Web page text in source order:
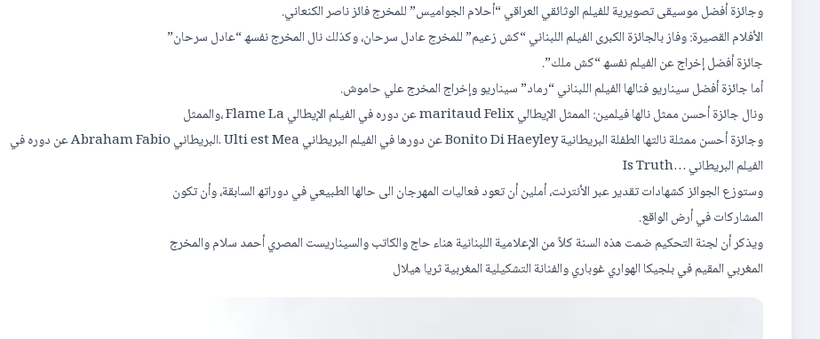
وجائزة أفضل موسیقى تصویریة للفیلم الوثائقي العراقي “أحلام الجوامیس” للمخرج فائز ناصر الكنعاني.
الأفلام القصیرة: وفاز بالجائزة الكبرى الفیلم اللبناني “كش زعیم” للمخرج عادل سرحان، وكذلك نال المخرج نفسھ “عادل سرحان”
جائزة أفضل إخراج عن الفیلم نفسھ “كش ملك”.
أما جائزة أفضل سیناریو فنالھا الفیلم اللبناني “رماد” سیناریو وإخراج المخرج علي حاموش.
ونال جائزة أحسن ممثل نالھا فیلمین: الممثل الإیطالي maritaud Felix عن دوره في الفیلم الإیطالي Flame La ،والممثل
وجائزة أحسن ممثلة نالتھا الطفلة البریطانیة Bonito Di Haeyley عن دورھا في الفیلم البریطاني Ulti est Mea .البریطاني Abraham Fabio عن دوره في
الفیلم البریطاني …Is Truth
وستوزع الجوائز كشھادات تقدیر عبر الأنترنت، أملین أن تعود فعالیات المھرجان الى حالھا الطبیعي في دوراتھ السابقة، وأن تكون
المشاركات في أرض الواقع.
ویذكر أن لجنة التحكیم ضمت ھذه السنة كلاً من الإعلامیة اللبنانیة ھناء حاج والكاتب والسیناریست المصري أحمد سلام والمخرج
المغربي المقیم في بلجیكا الھواري غوباري والفنانة التشكیلیة المغربیة ثریا ھیلال